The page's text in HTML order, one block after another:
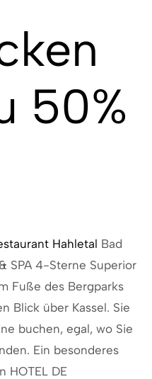
50%
Hahletal Bad
SPA 4-Sterne Superior
Fuße des Bergparks
Blick über Kassel. Sie
buchen, egal, wo Sie
Ein besonderes
HOTEL DE